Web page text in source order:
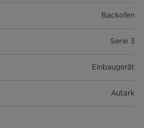
Backofen
Serie 3
Einbaugerät
Autark